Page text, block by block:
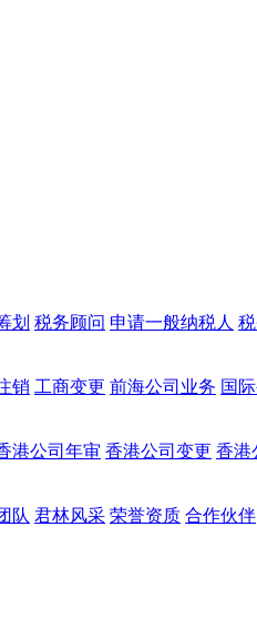
划 税务顾问 申请一般纳税人
销 工商变更 前海公司业务 国
港公司年审 香港公司变更 香港
队 君林风采 荣誉资质 合作伙伴